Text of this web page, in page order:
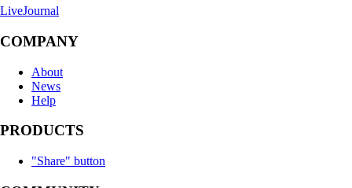
LiveJournal
COMPANY
About
News
Help
PRODUCTS
"Share" button